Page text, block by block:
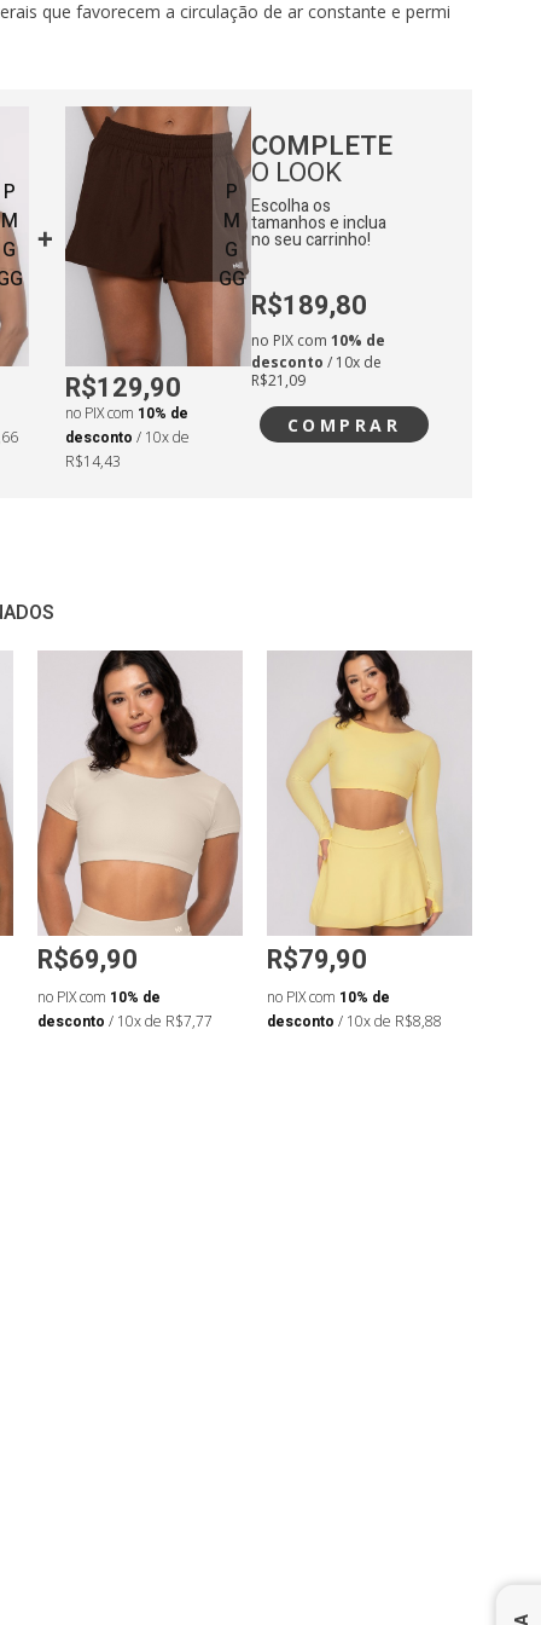
que favorecem a circulação de ar constante e permi
uma cobertura inteligente e caimento anatômico dura
nas cavas para evitar atritos e proporcionar total
em exercícios de impacto ou corrida.
Estrutura leve que facilita o uso sobre tops de al
a performance e o estilo.
Costuras estruturais com acabamento reforçado que m
peça.
termocolante refletivo, garantindo visibilidade em trein
P
M
G
R$129,90
no PIX com 10% de
desconto / 10x de
R$14,43
P
M
G
GG
COMPLETE
O LOOK
Escolha os
tamanhos e inclua
no seu carrinho!
R$189,80
no PIX com 10% de
desconto / 10x de
R$21,09
COMPRAR
R$69,90
no PIX com 10% de
desconto / 10x de R$7,77
R$79,90
no PIX com 10% de
desconto / 10x de R$8,88